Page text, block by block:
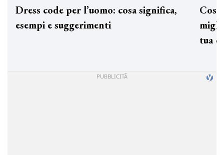
Dress code per l’uomo: cosa significa,
esempi e suggerimenti
tua